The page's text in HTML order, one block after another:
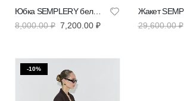
Юбка SEMPLERY бельевая шоколадная | VERESK studio
8,000.00₽ 7,200.00 ₽
29,600.00₽
-10%